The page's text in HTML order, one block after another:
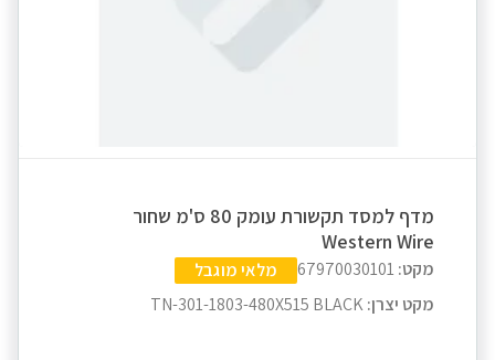
מדף למסד תקשורת עומק 80 ס'מ שחור
Western Wire
מקט: 67970030101
מלאי מוגבל
מקט יצרן:TN-301-1803-480X515 BLACK